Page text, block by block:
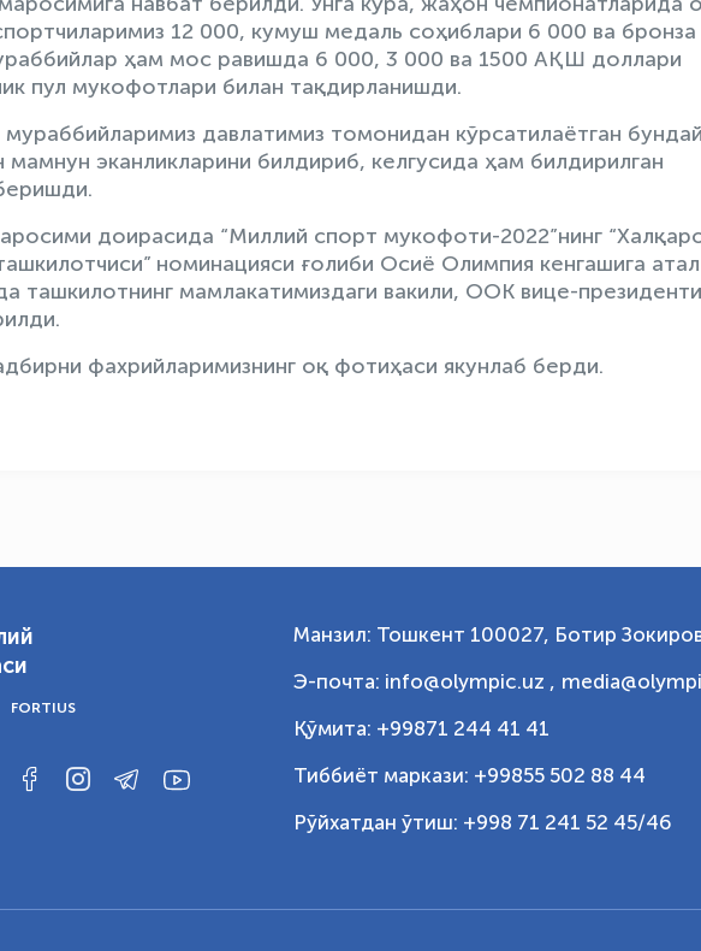
12 000, кумуш медаль соҳиблари 6 000 ва бронза
ҳам мос равишда 6 000, 3 000 ва 1500 АҚШ доллари
пул мукофотлари билан тақдирланишди.
мураббийларимиз давлатимиз томонидан кўрсатилаётган
эканликларини билдириб, келгусида ҳам билдирилган
доирасида “Миллий спорт мукофоти-2022”нинг
номинацияси ғолиби Осиё Олимпия кенгашига
ташкилотнинг мамлакатимиздаги вакили, ООК вице-президенти
фахрийларимизнинг оқ фотиҳаси якунлаб берди.
FORTIUS
Манзил: Тошкент 100027, Ботир
Э-почта: info@olympic.uz ,
Қўмита: +99871 244 41 41
Тиббиёт маркази: +99855 502 88 44
Рўйхатдан ўтиш: +998 71 241 52 45/46